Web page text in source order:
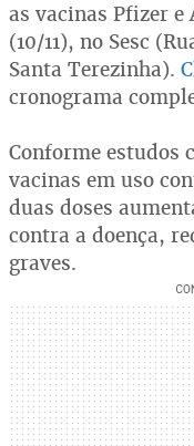
as vacinas Pfizer
(10/11), no Sesc
Santa Terezinha).
cronograma
Conforme estudos
vacinas em uso
duas doses
contra a doença,
graves.